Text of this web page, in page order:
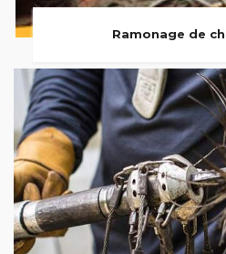
Ramonage de